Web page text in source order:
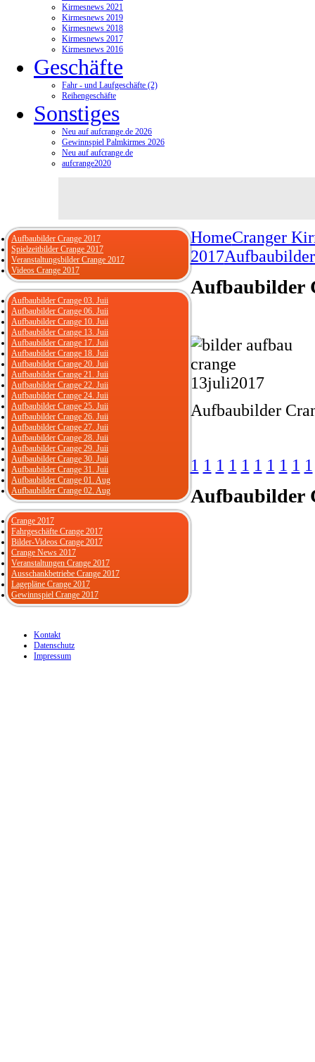
Kirmesnews 2021
Kirmesnews 2019
Kirmesnews 2018
Kirmesnews 2017
Kirmesnews 2016
Geschäfte
Fahr - und Laufgeschäfte (2)
Reihengeschäfte
Sonstiges
Neu auf aufcrange.de 2026
Gewinnspiel Palmkirmes 2026
Neu auf aufcrange.de
aufcrange2020
HomeCranger
2017
Aufbaubilder
Aufbaubilder
1 1 1 1 1 1 1 1 1 1
Aufbaubilder
Aufbaubilder Crange 2017
Spielzeitbilder Crange 2017
Veranstaltungsbilder Crange 2017
Videos Crange 2017
Aufbaubilder Crange 03. Juii
Aufbaubilder Crange 06. Juii
Aufbaubilder Crange 10. Juii
Aufbaubilder Crange 13. Juii
Aufbaubilder Crange 17. Juii
Aufbaubilder Crange 18. Juii
Aufbaubilder Crange 20. Juii
Aufbaubilder Crange 21. Juii
Aufbaubilder Crange 22. Juii
Aufbaubilder Crange 24. Juii
Aufbaubilder Crange 25. Juii
Aufbaubilder Crange 26. Juii
Aufbaubilder Crange 27. Juii
Aufbaubilder Crange 28. Juii
Aufbaubilder Crange 29. Juii
Aufbaubilder Crange 30. Juii
Aufbaubilder Crange 31. Juii
Aufbaubilder Crange 01. Aug
Aufbaubilder Crange 02. Aug
Crange 2017
Fahrgeschäfte Crange 2017
Bilder-Videos Crange 2017
Crange News 2017
Veranstaltungen Crange 2017
Ausschankbetriebe Crange 2017
Lagepläne Crange 2017
Gewinnspiel Crange 2017
Kontakt
Datenschutz
Impressum